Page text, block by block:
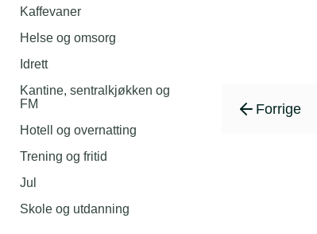
Kaffevaner
Helse og omsorg
Idrett
Kantine, sentralkjøkken og
FM
Hotell og overnatting
Trening og fritid
Jul
Skole og utdanning
Forrige